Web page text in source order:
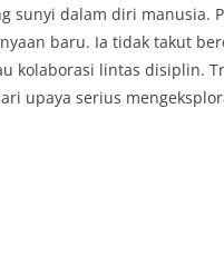
sunyi dalam diri manusia.
baru. Ia tidak takut
kolaborasi lintas disiplin.
upaya serius